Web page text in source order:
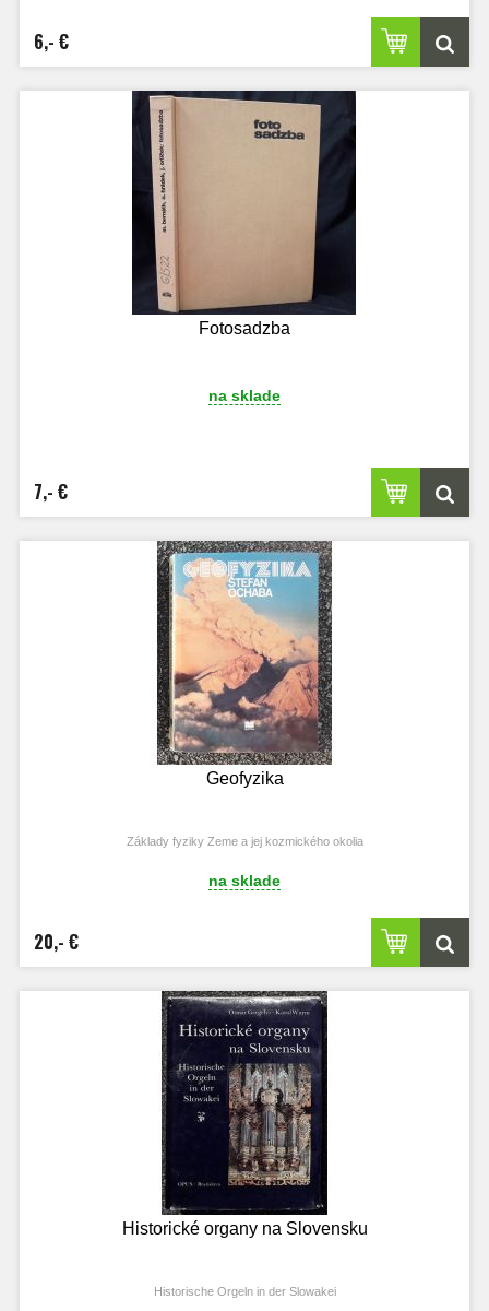
6,- €
Fotosadzba
na sklade
7,- €
Geofyzika
Základy fyziky Zeme a jej kozmického okolia
na sklade
20,- €
Historické organy na Slovensku
Historische Orgeln in der Slowakei